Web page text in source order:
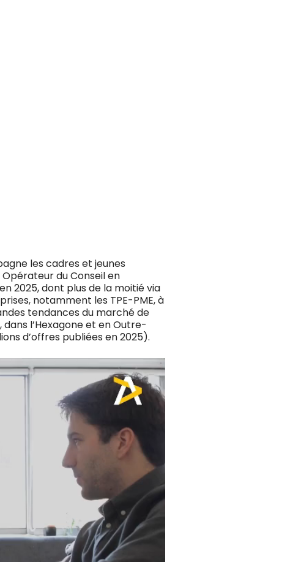
les cadres et jeunes
du Conseil en
2025, dont plus de la moitié via
notamment les TPE-PME, à
tendances du marché de
l’Hexagone et en Outre-
d’offres publiées en 2025).